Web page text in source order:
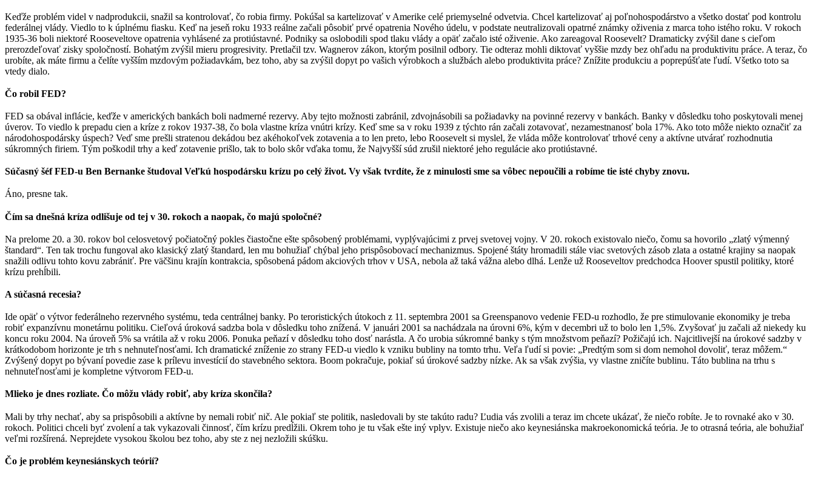
Keďže problém videl v nadprodukcii, snažil sa kontrolovať, čo robia firmy. Pokúšal sa kartelizovať v Amerike celé priemyselné odvetvia. Chcel kartelizovať aj poľnohospodárstvo a všetko dostať pod kontrolu
federálnej vlády. Viedlo to k úplnému fiasku. Keď na jeseň roku 1933 reálne začali pôsobiť prvé opatrenia Nového údelu, v podstate neutralizovali opatrné známky oživenia z marca toho istého roku. V rokoch
1935-36 boli niektoré Rooseveltove opatrenia vyhlásené za protiústavné. Podniky sa oslobodili spod tlaku vlády a opäť začalo isté oživenie. Ako zareagoval Roosevelt? Dramaticky zvýšil dane s cieľom
prerozdeľovať zisky spoločností. Bohatým zvýšil mieru progresivity. Pretlačil tzv. Wagnerov zákon, ktorým posilnil odbory. Tie odteraz mohli diktovať vyššie mzdy bez ohľadu na produktivitu práce. A teraz, čo
urobíte, ak máte firmu a čelíte vyšším mzdovým požiadavkám, bez toho, aby sa zvýšil dopyt po vašich výrobkoch a službách alebo produktivita práce? Znížite produkciu a poprepúšťate ľudí. Všetko toto sa
vtedy dialo.
Čo robil FED?
FED sa obával inflácie, keďže v amerických bankách boli nadmerné rezervy. Aby tejto možnosti zabránil, zdvojnásobili sa požiadavky na povinné rezervy v bankách. Banky v dôsledku toho poskytovali menej
úverov. To viedlo k prepadu cien a kríze z rokov 1937-38, čo bola vlastne kríza vnútri krízy. Keď sme sa v roku 1939 z týchto rán začali zotavovať, nezamestnanosť bola 17%. Ako toto môže niekto označiť za
národohospodársky úspech? Veď sme prešli stratenou dekádou bez akéhokoľvek zotavenia a to len preto, lebo Roosevelt si myslel, že vláda môže kontrolovať trhové ceny a aktívne utvárať rozhodnutia
súkromných firiem. Tým poškodil trhy a keď zotavenie prišlo, tak to bolo skôr vďaka tomu, že Najvyšší súd zrušil niektoré jeho regulácie ako protiústavné.
Súčasný šéf FED-u Ben Bernanke študoval Veľkú hospodársku krízu po celý život. Vy však tvrdíte, že z minulosti sme sa vôbec nepoučili a robíme tie isté chyby znovu.
Áno, presne tak.
Čím sa dnešná kríza odlišuje od tej v 30. rokoch a naopak, čo majú spoločné?
Na prelome 20. a 30. rokov bol celosvetový počiatočný pokles čiastočne ešte spôsobený problémami, vyplývajúcimi z prvej svetovej vojny. V 20. rokoch existovalo niečo, čomu sa hovorilo „zlatý výmenný
štandard“. Ten tak trochu fungoval ako klasický zlatý štandard, len mu bohužiaľ chýbal jeho prispôsobovací mechanizmus. Spojené štáty hromadili stále viac svetových zásob zlata a ostatné krajiny sa naopak
snažili odlivu tohto kovu zabrániť. Pre väčšinu krajín kontrakcia, spôsobená pádom akciových trhov v USA, nebola až taká vážna alebo dlhá. Lenže už Rooseveltov predchodca Hoover spustil politiky, ktoré
krízu prehĺbili.
A súčasná recesia?
Ide opäť o výtvor federálneho rezervného systému, teda centrálnej banky. Po teroristických útokoch z 11. septembra 2001 sa Greenspanovo vedenie FED-u rozhodlo, že pre stimulovanie ekonomiky je treba
robiť expanzívnu monetárnu politiku. Cieľová úroková sadzba bola v dôsledku toho znížená. V januári 2001 sa nachádzala na úrovni 6%, kým v decembri už to bolo len 1,5%. Zvyšovať ju začali až niekedy ku
koncu roku 2004. Na úroveň 5% sa vrátila až v roku 2006. Ponuka peňazí v dôsledku toho dosť narástla. A čo urobia súkromné banky s tým množstvom peňazí? Požičajú ich. Najcitlivejší na úrokové sadzby v
krátkodobom horizonte je trh s nehnuteľnosťami. Ich dramatické zníženie zo strany FED-u viedlo k vzniku bubliny na tomto trhu. Veľa ľudí si povie: „Predtým som si dom nemohol dovoliť, teraz môžem.“
Zvýšený dopyt po bývaní povedie zase k prílevu investícií do stavebného sektora. Boom pokračuje, pokiaľ sú úrokové sadzby nízke. Ak sa však zvýšia, vy vlastne zničíte bublinu. Táto bublina na trhu s
nehnuteľnosťami je kompletne výtvorom FED-u.
Mlieko je dnes rozliate. Čo môžu vlády robiť, aby kríza skončila?
Mali by trhy nechať, aby sa prispôsobili a aktívne by nemali robiť nič. Ale pokiaľ ste politik, nasledovali by ste takúto radu? Ľudia vás zvolili a teraz im chcete ukázať, že niečo robíte. Je to rovnaké ako v 30.
rokoch. Politici chceli byť zvolení a tak vykazovali činnosť, čím krízu predĺžili. Okrem toho je tu však ešte iný vplyv. Existuje niečo ako keynesiánska makroekonomická teória. Je to otrasná teória, ale bohužiaľ
veľmi rozšírená. Neprejdete vysokou školou bez toho, aby ste z nej nezložili skúšku.
Čo je problém keynesiánskych teórií?